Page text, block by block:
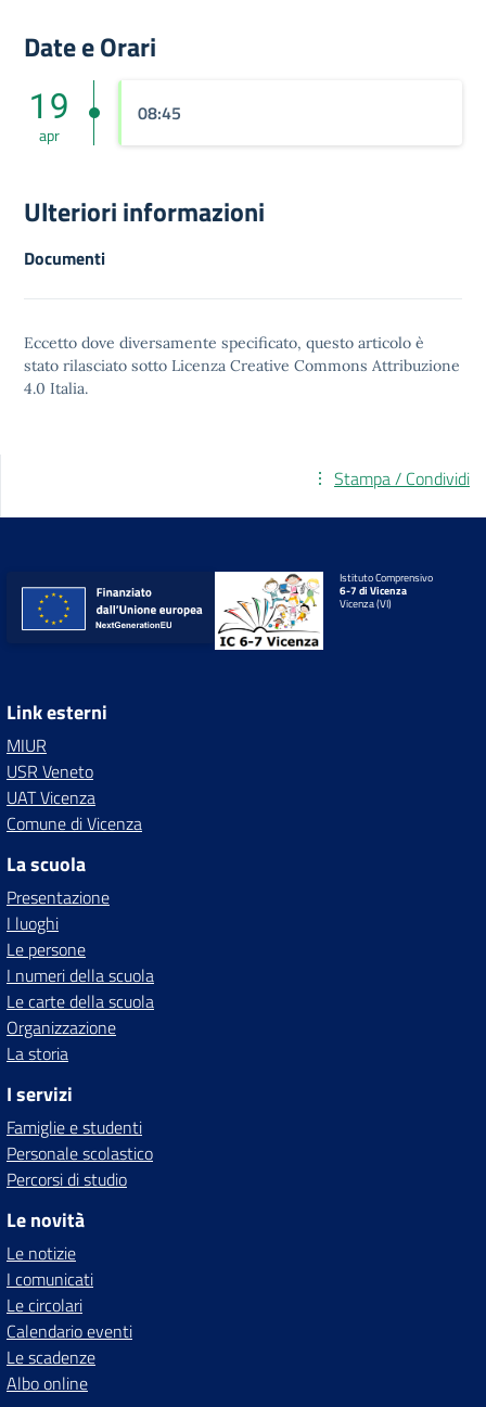
Date e Orari
19
apr
08:45
Ulteriori informazioni
Documenti
Eccetto dove diversamente specificato, questo articolo è
stato rilasciato sotto Licenza Creative Commons Attribuzione
4.0 Italia.
Stampa / Condividi
Istituto Comprensivo
6-7 di Vicenza
Vicenza (VI)
Link esterni
MIUR
USR Veneto
UAT Vicenza
Comune di Vicenza
La scuola
Presentazione
I luoghi
Le persone
I numeri della scuola
Le carte della scuola
Organizzazione
La storia
I servizi
Famiglie e studenti
Personale scolastico
Percorsi di studio
Le novità
Le notizie
I comunicati
Le circolari
Calendario eventi
Le scadenze
Albo online